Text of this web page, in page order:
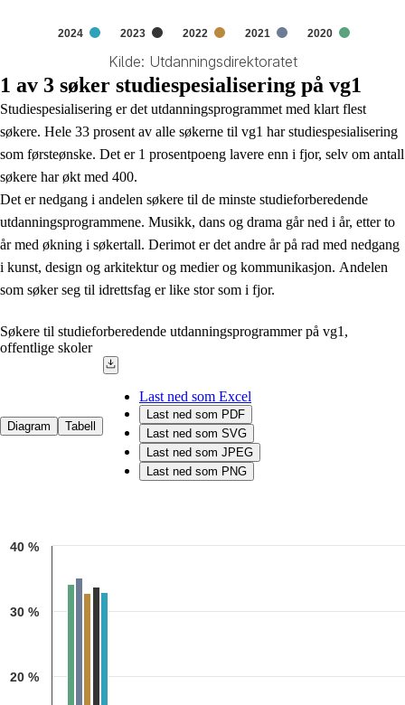
Kilde: Utdanningsdirektoratet
2020
2021
2022
2023
2024
End of interactive chart.
1 av 3 søker studiespesialisering på vg1
Studiespesialisering er det utdanningsprogrammet med klart flest
søkere. Hele 33 prosent av alle søkerne til vg1 har studiespesialisering
som førsteønske. Det er 1 prosentpoeng lavere enn i fjor, selv om antall
søkere har økt med 400.
Det er nedgang i andelen søkere til de minste studieforberedende
utdanningsprogrammene. Musikk, dans og drama går ned i år, etter to
år med økning i søkertall. Derimot er det andre år på rad med nedgang
i kunst, design og arkitektur og medier og kommunikasjon. Andelen
som søker seg til idrettsfag er like stor som i fjor.
Søkere til studieforberedende utdanningsprogrammer på vg1,
offentlige skoler
Diagram Tabell
Last ned som Excel
Last ned som PDF
Last ned som SVG
Last ned som JPEG
Last ned som PNG
Kilde: Utdanningsdirektoratet
The chart has 1 X axis displaying categories.
The chart has 1 Y axis displaying 1. Data ranges from 1.8 to 35.1.
20 %
30 %
40 %